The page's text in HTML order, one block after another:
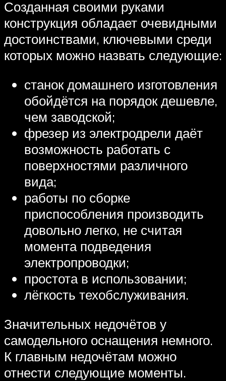
Созданная своими руками
конструкция обладает очевидными
достоинствами, ключевыми среди
которых можно назвать следующие:
станок домашнего изготовления
обойдётся на порядок дешевле,
чем заводской;
фрезер из электродрели даёт
возможность работать с
поверхностями различного
вида;
работы по сборке
приспособления производить
довольно легко, не считая
момента подведения
электропроводки;
простота в использовании;
лёгкость техобслуживания.
Значительных недочётов у
самодельного оснащения немного.
К главным недочётам можно
отнести следующие моменты.